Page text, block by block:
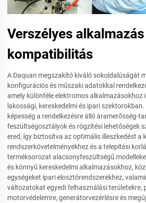
Verszélyes alkalmazás
kompatibilitás
A Daquan megszakító kiváló sokoldalúságát
konfigurációs és műszaki adatokkal
amely különféle elektromos alkalmazásokhoz
lakossági, kereskedelmi és ipari
képesség a rendelkezésre álló áramerősség-
feszültségosztályok és rögzítési lehetőségek
ered, így biztosítva az optimális illeszkedést a
rendszerkövetelményekhez és a telepítési
terméksorozat alacsonyfeszültségű
és könnyű kereskedelmi alkalmazásokhoz,
egységeket ipari elosztórendszerekhez,
változatokat egyedi felhasználási területekre,
motorvédelemre, generátorvezérlésre és